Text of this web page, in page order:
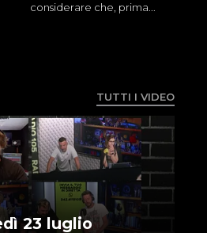
considerare che, prima...
TUTTI I VIDEO
23 luglio